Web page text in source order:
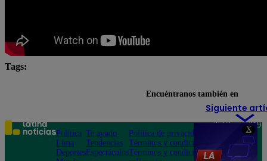
X
Tags:
Siguiente
Encuéntranos también en
Política
Lima
Deportes
Te ayudo
Tendencias
Espectáculos
Política de privacidad
Términos y condiciones
Términos y condiciones
Teléfono: 219
Av. San
Felipe 968